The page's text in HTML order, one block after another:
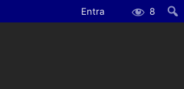
Entra
8